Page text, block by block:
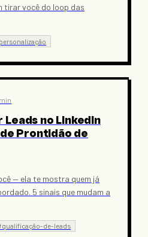
tirar você do loop das
personalização
no LinkedIn
de Prontidão de
— ela te mostra quem já
5 sinais que mudam a
qualificação-de-leads